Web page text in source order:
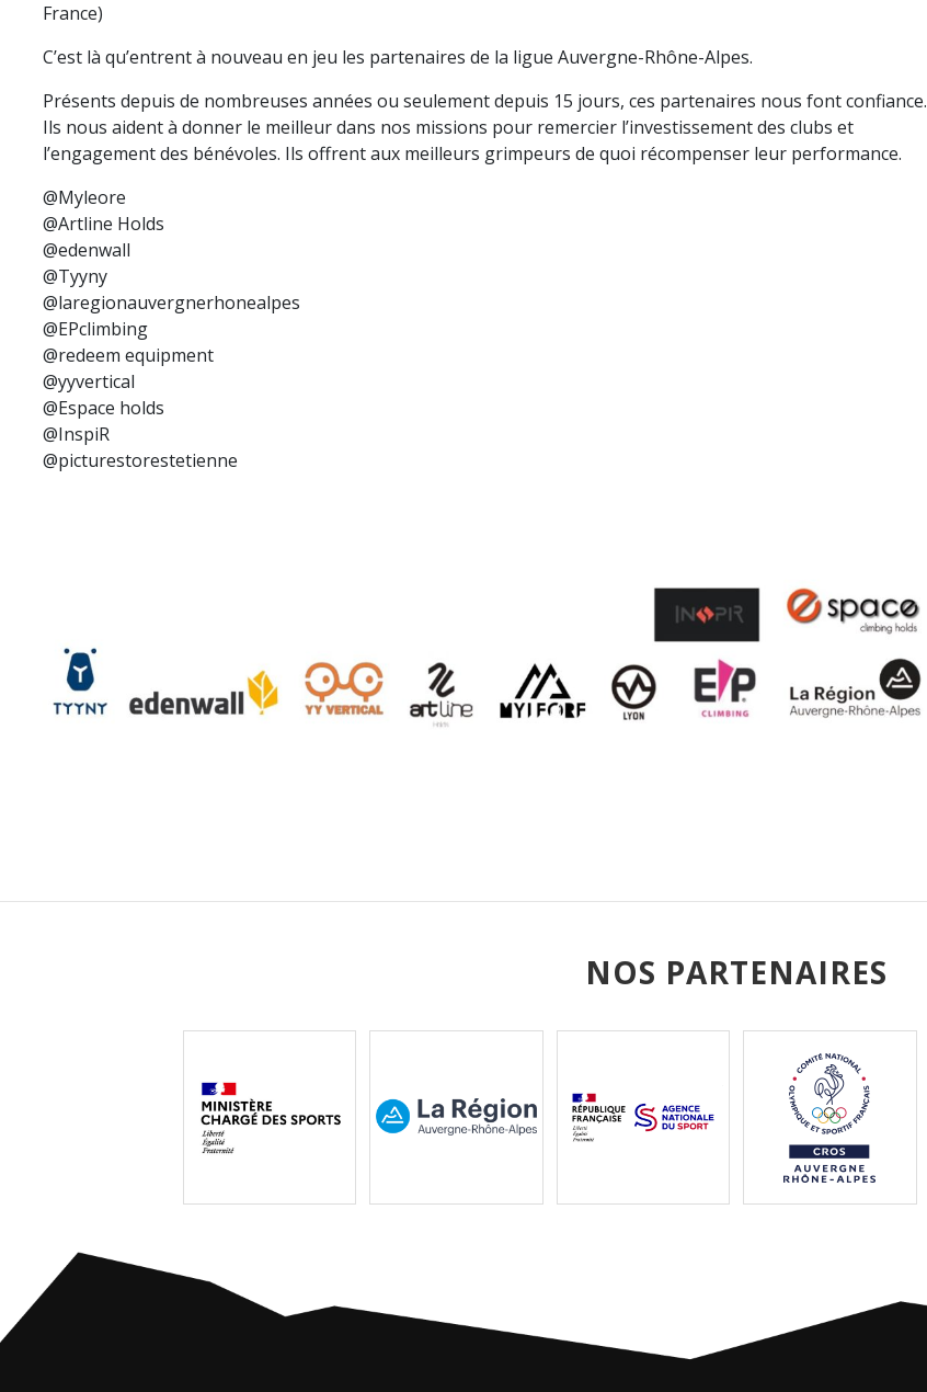
France)
C’est là qu’entrent à nouveau en jeu les partenaires de la ligue Auvergne-Rhône-Alpes.
Présents depuis de nombreuses années ou seulement depuis 15 jours, ces partenaires nous font confiance.
Ils nous aident à donner le meilleur dans nos missions pour remercier l’investissement des clubs et
l’engagement des bénévoles. Ils offrent aux meilleurs grimpeurs de quoi récompenser leur performance.
@Myleore
@Artline Holds
@edenwall
@Tyyny
@laregionauvergnerhonealpes
@EPclimbing
@redeem equipment
@yyvertical
@Espace holds
@InspiR
@picturestorestetienne
NOS PARTENAIRES